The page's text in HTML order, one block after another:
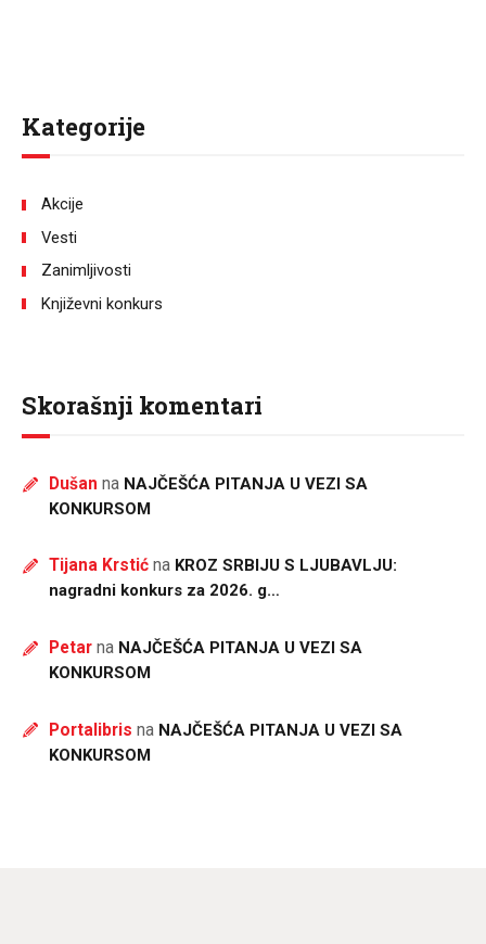
Kategorije
Akcije
Vesti
Zanimljivosti
Književni konkurs
Skorašnji komentari
Dušan na NAJČEŠĆA PITANJA U VEZI SA
KONKURSOM
Tijana Krstićna KROZ SRBIJU S LJUBAVLJU:
nagradni konkurs za 2026. g…
Petarna NAJČEŠĆA PITANJA U VEZI SA
KONKURSOM
Portalibris na NAJČEŠĆA PITANJA U VEZI SA
KONKURSOM